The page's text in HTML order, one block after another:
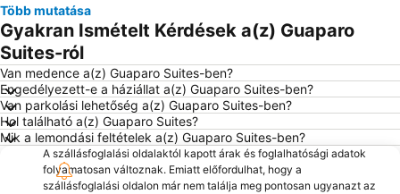
Több mutatása
Gyakran Ismételt Kérdések a(z) Guaparo
Suites-ról
Van medence a(z) Guaparo Suites-ben?
Engedélyezett-e a háziállat a(z) Guaparo Suites-ben?
Van parkolási lehetőség a(z) Guaparo Suites-ben?
Hol található a(z) Guaparo Suites?
Mik a lemondási feltételek a(z) Guaparo Suites-ben?
A szállásfoglalási oldalaktól kapott árak és foglalhatósági adatok
folyamatosan változnak. Emiatt előfordulhat, hogy a
szállásfoglalási oldalon már nem találja meg pontosan ugyanazt az